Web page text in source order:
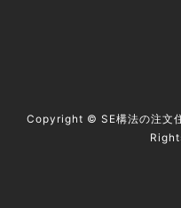
Copyright © SE構法の注文